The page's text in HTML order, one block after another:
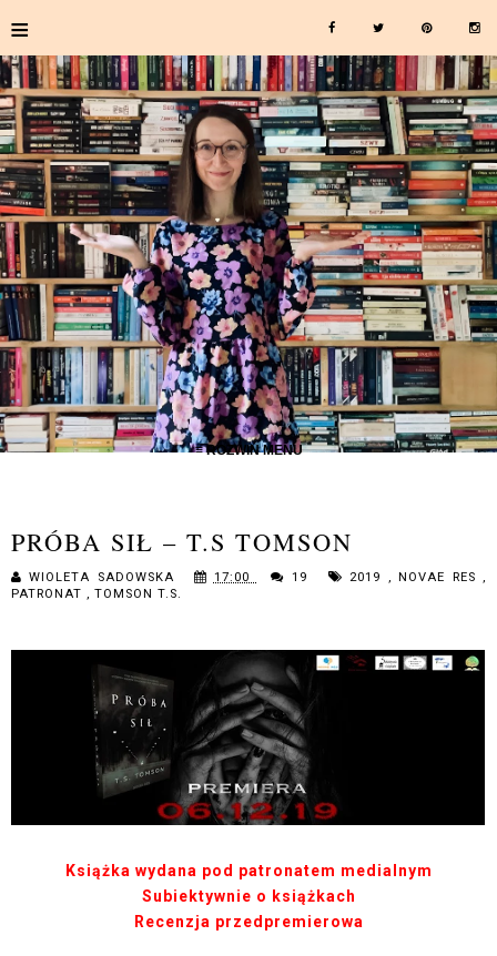
≡
≡ ROZWIŃ MENU
PRÓBA SIŁ – T.S TOMSON
WIOLETA SADOWSKA 17:00 19 2019 , NOVAE RES,
PATRONAT , TOMSON T.S.
Książka wydana pod patronatem medialnym
Subiektywnie o książkach
Recenzja przedpremierowa